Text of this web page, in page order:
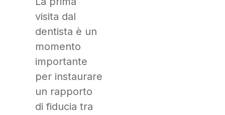
visita dal
dentista è un
momento
importante
per instaurare
un rapporto
di fiducia tra